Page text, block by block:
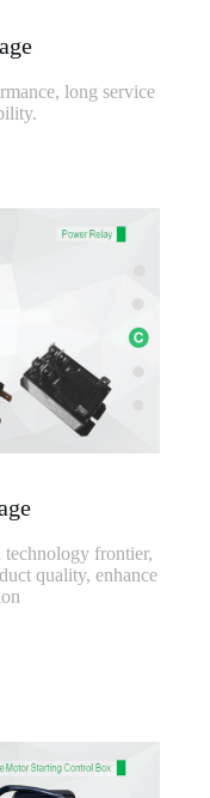
long service
technology frontier,
quality, enhance